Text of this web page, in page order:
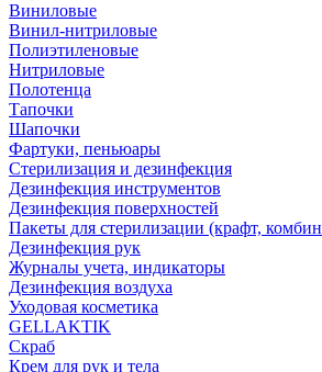
Виниловые
Винил-нитриловые
Полиэтиленовые
Нитриловые
Полотенца
Тапочки
Шапочки
Фартуки, пеньюары
Стерилизация и дезинфекция
Дезинфекция инструментов
Дезинфекция поверхностей
Пакеты для стерилизации (крафт,
Дезинфекция рук
Журналы учета, индикаторы
Дезинфекция воздуха
Уходовая косметика
GELLAKTIK
Скраб
Крем для рук и тела